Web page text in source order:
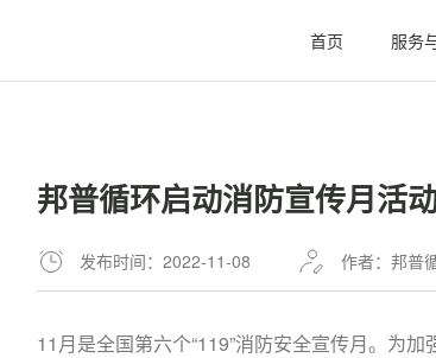
首页 服务
邦普循环启动消防宣传月活
发布时间：2022-11-08 作者：邦普
11月是全国第六个“119”消防安全宣传月。为